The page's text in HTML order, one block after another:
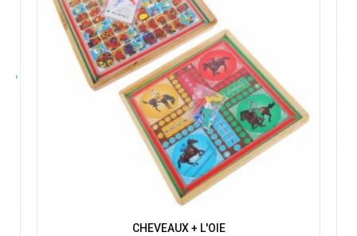
CHEVEAUX + L'OIE